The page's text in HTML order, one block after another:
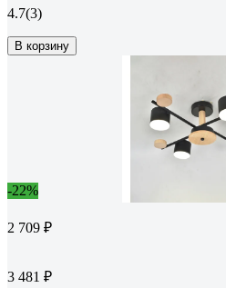
4.7(3)
В корзину
-22%
2 709 ₽
3 481 ₽